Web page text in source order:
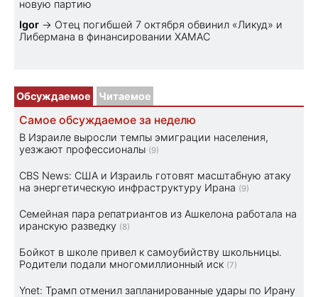
новую партию
Igor → Отец погибшей 7 октября обвинил «Ликуд» и
Либермана в финансировании ХАМАС
Обсуждаемое Читаемое
Самое обсуждаемое за неделю
В Израиле выросли темпы эмиграции населения,
уезжают профессионалы (9)
CBS News: США и Израиль готовят масштабную атаку
на энергетическую инфраструктуру Ирана (9)
Семейная пара репатриантов из Ашкелона работала на
иранскую разведку (8)
Бойкот в школе привел к самоубийству школьницы.
Родители подали многомиллионный иск (7)
Ynet: Трамп отменил запланированные удары по Ирану